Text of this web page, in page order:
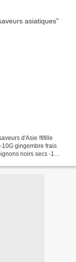
d'Asie !fifille
gingembre frais
noirs secs -1